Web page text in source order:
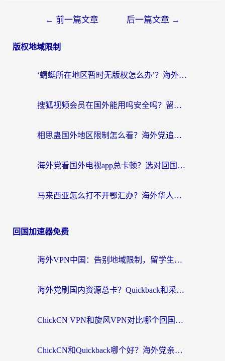
← 前一篇文章 后一篇文章 →
版权地域限制
‘蜻蜓所在地区暂时无版权怎么办’？海外党看国内内容、办国内事的实用指南
搜狐视频会员在国外能用吗安全吗？留学生亲测有效的回国观影解决方案
相思蛊国外地区限制怎么看？海外党追剧听歌的终极解决方案
海外党看国外电视app总卡顿？选对回国加速器，追剧购物两不误
马来西亚怎么打不开鄂汇办？海外华人必备的回国加速指南，解决追剧、办事、阅读难题
回国加速器免费
海外VPN中国：告别地域限制，留学生与华人如何轻松刷国内剧、玩国服？
海外党刷国内资源总卡？Quickback和采集蜂好用吗？这篇指南帮你避坑
ChickCN VPN和旋风VPN对比哪个回国效果更好？海外党亲测实用指南
ChickCN和Quickback哪个好？海外党亲测回国加速器，轻松解锁国内资源（附避坑指南）